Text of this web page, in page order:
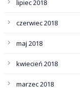
lipiec 2018
czerwiec 2018
maj 2018
kwiecień 2018
marzec 2018